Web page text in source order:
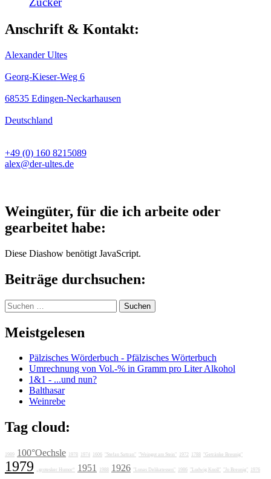
Anschrift & Kontakt:
Alexander Ultes
Georg-Kieser-Weg 6
68535 Edingen-Neckarhausen
Deutschland
+49 (0) 160 8215089
alex@der-ultes.de
Weingüter, für die ich arbeite oder
gearbeitet habe:
Diese Diashow benötigt JavaScript.
Beiträge durchsuchen:
Suchen
nach:
Meistgelesen
Pälzisches Wörderbuch - Pfälzisches Wörterbuch
Umrechnung von Vol.-% in Gramm pro Liter Alkohol
1&1 - ...und nun?
Balthasar
Weinrebe
Tag cloud:
1989 100°Oechsle 1978 1974 1606 "Stefan Sattran" "Weingut am Stein" 1972 1788 "Getränke Breunig"
1979 „grotesker Humor“ 1951 1988 1926 "Lunas Delikatessen" 1986 "Ludwig Knoll" "Jo Breunig" 1976